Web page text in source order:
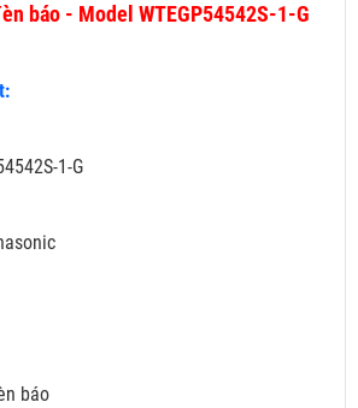
báo - Model WTEGP54542S-1-G
1-G
báo